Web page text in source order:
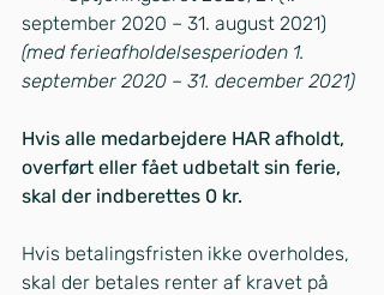
september 2020 – 31. august 2021)
(med ferieafholdelsesperioden 1.
september 2020 – 31. december 2021)
Hvis alle medarbejdere HAR afholdt,
overført eller fået udbetalt sin ferie,
skal der indberettes 0 kr.
Hvis betalingsfristen ikke overholdes,
skal der betales renter af kravet på